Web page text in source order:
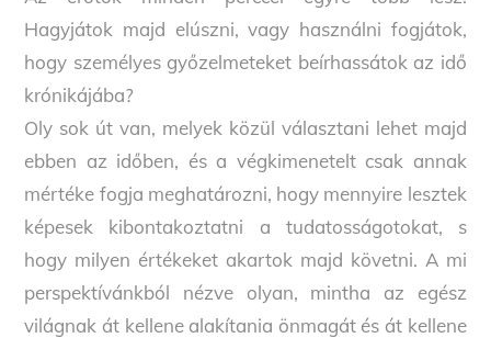
Hagyjátok majd elúszni, vagy használni fogjátok,
hogy személyes győzelmeteket beírhassátok az idő
krónikájába?
Oly sok út van, melyek közül választani lehet majd
ebben az időben, és a végkimenetelt csak annak
mértéke fogja meghatározni, hogy mennyire lesztek
képesek kibontakoztatni a tudatosságotokat, s
hogy milyen értékeket akartok majd követni. A mi
perspektívánkból nézve olyan, mintha az egész
világnak át kellene alakítania önmagát és át kellene